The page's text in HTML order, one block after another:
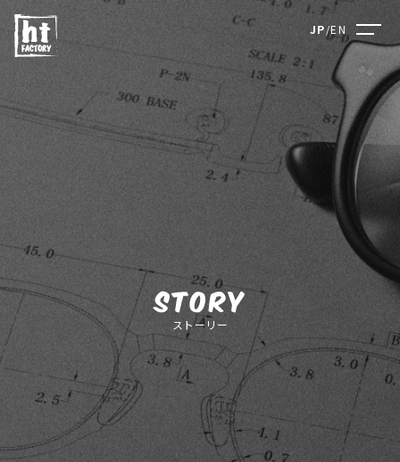
JP/EN
ストーリー